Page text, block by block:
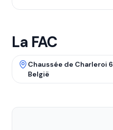
La FAC
Chaussée de Charleroi
België